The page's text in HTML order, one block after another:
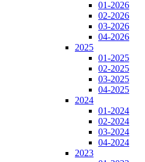
01-2026
02-2026
03-2026
04-2026
2025
01-2025
02-2025
03-2025
04-2025
2024
01-2024
02-2024
03-2024
04-2024
2023